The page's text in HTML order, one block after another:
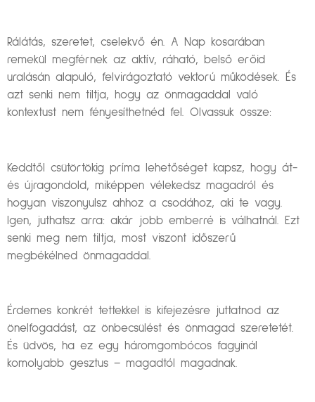
Rálátás, szeretet, cselekvő én. A Nap kosarában
remekül megférnek az aktív, ráható, belső erőid
uralásán alapuló, felvirágoztató vektorú működések. És
azt senki nem tiltja, hogy az önmagaddal való
kontextust nem fényesíthetnéd fel. Olvassuk össze:
Keddtől csütörtökig príma lehetőséget kapsz, hogy át-
és újragondold, miképpen vélekedsz magadról és
hogyan viszonyulsz ahhoz a csodához, aki te vagy.
Igen, juthatsz arra: akár jobb emberré is válhatnál. Ezt
senki meg nem tiltja, most viszont időszerű
megbékélned önmagaddal.
Érdemes konkrét tettekkel is kifejezésre juttatnod az
önelfogadást, az önbecsülést és önmagad szeretetét.
És üdvös, ha ez egy háromgombócos fagyinál
komolyabb gesztus – magadtól magadnak.